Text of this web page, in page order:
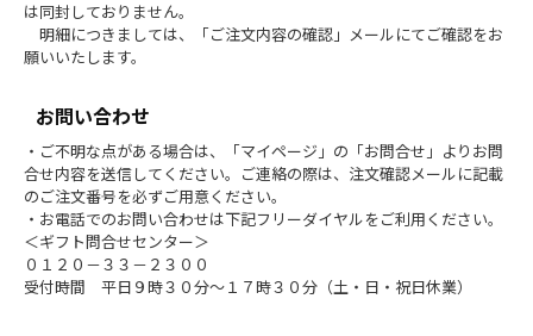
は同封しておりません。
明細につきましては、「ご注文内容の確認」メールにてご確認をお
願いいたします。
お問い合わせ
・ご不明な点がある場合は、「マイページ」の「お問合せ」よりお問
合せ内容を送信してください。ご連絡の際は、注文確認メールに記載
のご注文番号を必ずご用意ください。
・お電話でのお問い合わせは下記フリーダイヤルをご利用ください。
＜ギフト問合せセンター＞
０１２０－３３－２３００
受付時間 平日９時３０分～１７時３０分（土・日・祝日休業）